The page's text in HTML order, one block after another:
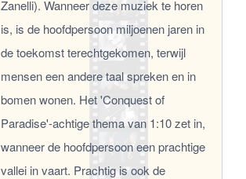
Zanelli). Wanneer deze muziek te horen
is, is de hoofdpersoon miljoenen jaren in
de toekomst terechtgekomen, terwijl
mensen een andere taal spreken en in
bomen wonen. Het 'Conquest of
Paradise'-achtige thema van 1:10 zet in,
wanneer de hoofdpersoon een prachtige
vallei in vaart. Prachtig is ook de